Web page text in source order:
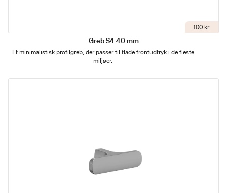
100 kr.
Greb S4 40 mm
Et minimalistisk profilgreb, der passer til flade frontudtryk i de fleste
miljøer.